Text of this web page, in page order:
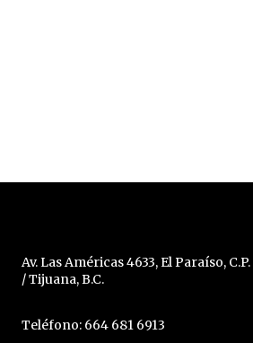
Av. Las Américas 4633, El Paraíso, C.P.
/ Tijuana, B.C.
Teléfono: 664 681 6913